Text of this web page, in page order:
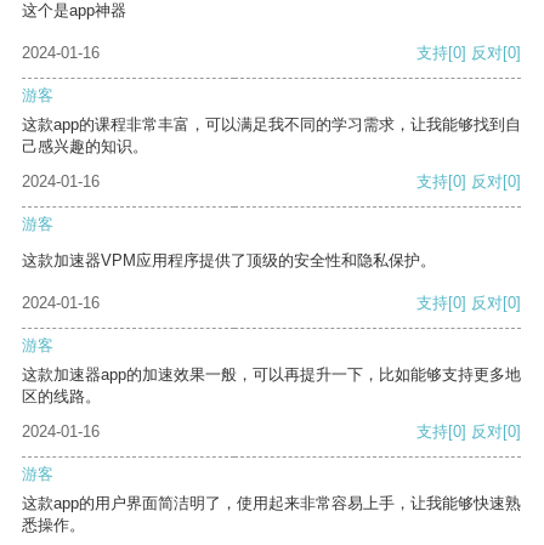
这个是app神器
2024-01-16 支持[0] 反对[0]
游客
这款app的课程非常丰富，可以满足我不同的学习需求，让我能够找到自
己感兴趣的知识。
2024-01-16
支持[0] 反对[0]
游客
这款加速器VPM应用程序提供了顶级的安全性和隐私保护。
2024-01-16 支持[0] 反对[0]
游客
这款加速器app的加速效果一般，可以再提升一下，比如能够支持更多地
区的线路。
2024-01-16
支持[0] 反对[0]
游客
这款app的用户界面简洁明了，使用起来非常容易上手，让我能够快速熟
悉操作。